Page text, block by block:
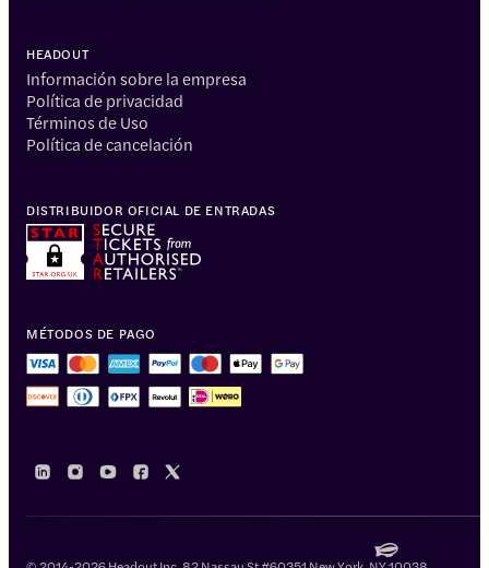
HEADOUT
Información sobre la empresa
Política de privacidad
Términos de Uso
Política de cancelación
MÉTODOS DE PAGO
DISTRIBUIDOR OFICIAL DE ENTRADAS